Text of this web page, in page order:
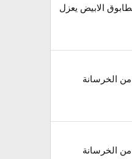
الكهربا. الطابوق الابيض يوفر 50% من تكلفة البناء . الطابوق الابيض يعزل
يعزل افضل اربع مرات من الطوب الاحمر وافضل عشر مرات من الخرسانة. هل تعلم ان طابوق الشملان العازل يوفر 20:25 % من الخرسانة
يعزل افضل اربع مرات من الطوب الاحمر وافضل عشر مرات من الخرسانة. هل تعلم ان طابوق الشملان العازل يوفر 20:25 % من الخرسانة